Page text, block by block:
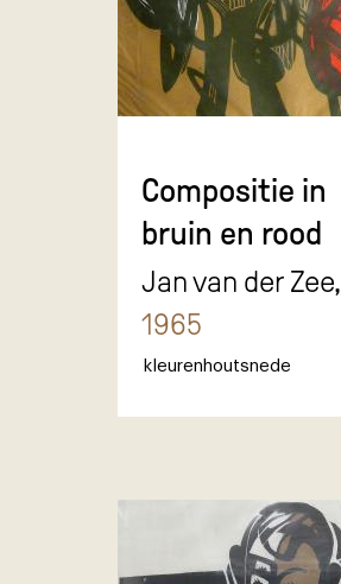
Compositie in
bruin en rood
Jan van der Zee,
1965
kleurenhoutsnede